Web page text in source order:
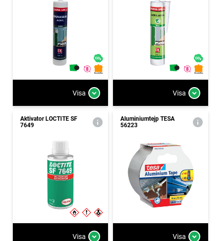
Visa Visa
Aktivator LOCTITE SF
7649
Visa
Aluminiumtejp TESA
56223
Visa